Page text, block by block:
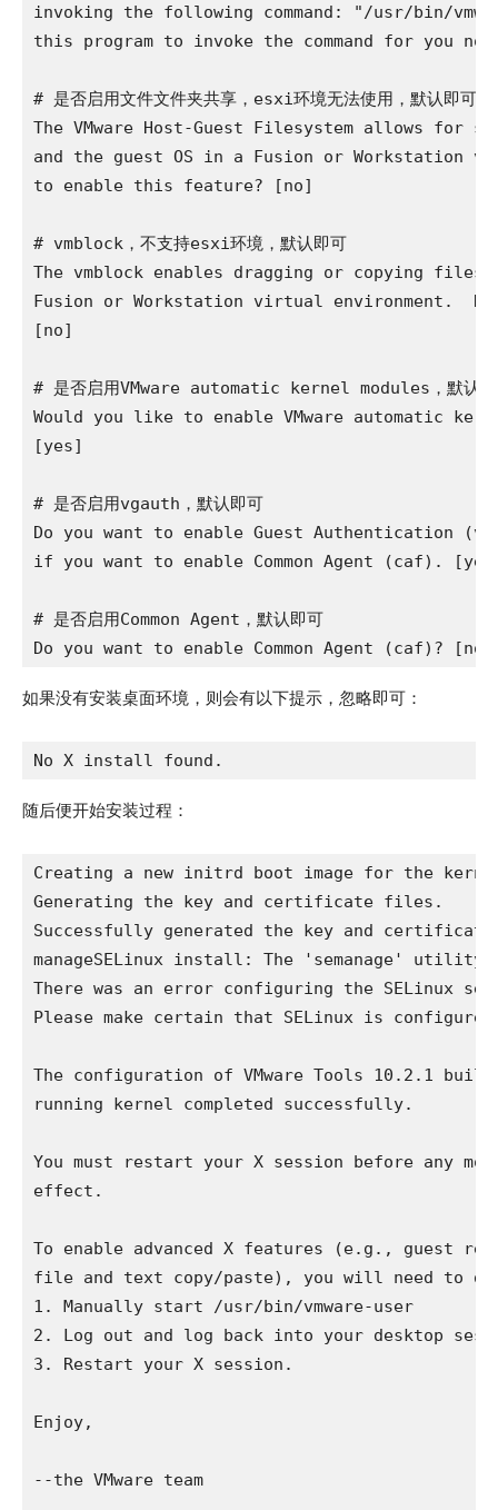
invoking the following command: "/usr/bin/
this program to invoke the command for you
# 是否启用文件文件夹共享，esxi环境无法使用，默认即可
The VMware Host-Guest Filesystem allows for
and the guest OS in a Fusion or Workstation
to enable this feature? [no]
# vmblock，不支持esxi环境，默认即可
The vmblock enables dragging or copying
Fusion or Workstation virtual environment.
[no]
# 是否启用VMware automatic kernel modules，默认即
Would you like to enable VMware automatic
[yes]
# 是否启用vgauth，默认即可
Do you want to enable Guest Authentication
if you want to enable Common Agent (caf).
# 是否启用Common Agent，默认即可
如果没有安装桌面环境，则会有以下提示，忽略即可：
No X install found.
随后便开始安装过程：
Creating a new initrd boot image for the
Generating the key and certificate files.
Successfully generated the key and
manageSELinux install: The 'semanage' utility
There was an error configuring the SELinux
Please make certain that SELinux is
The configuration of VMware Tools 10.2.1
running kernel completed successfully.
You must restart your X session before any
effect.
To enable advanced X features (e.g., guest
file and text copy/paste), you will need to
1. Manually start /usr/bin/vmware-user
2. Log out and log back into your desktop
3. Restart your X session.
Enjoy,
--the VMware team